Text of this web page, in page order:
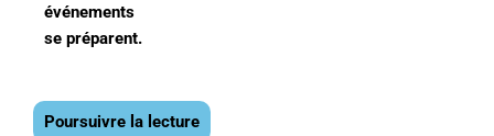
événements
se préparent.
Poursuivre la lecture